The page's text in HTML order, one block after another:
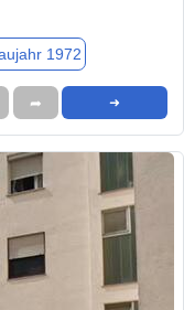
1972
➦ ➜